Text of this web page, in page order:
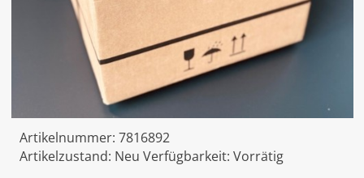
Artikelnummer: 7816892
Artikelzustand: Neu Verfügbarkeit: Vorrätig